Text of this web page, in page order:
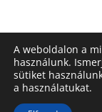
A weboldalon a
használunk.
sütiket
a használatukat.